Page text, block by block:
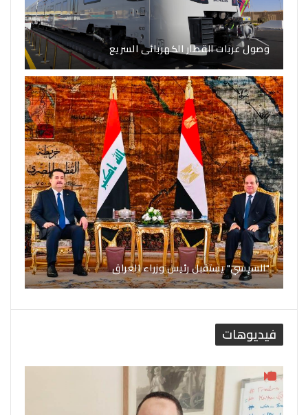
وصول عربات القطار الكهربائى السريع
"السيسي" يستقبل رئيس وزراء العراق
فيديوهات